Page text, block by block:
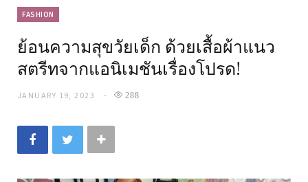
FASHION
ย้อนความสุขวัยเด็ก ด้วยเสื้อผ้าแนว
สตรีทจากแอนิเมชันเรื่องโปรด!
JANUARY 19, 2023 288